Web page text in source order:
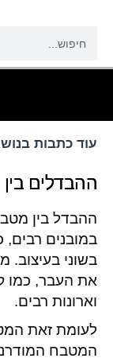
עוד כתבות
ההבדלים
ההבדל בין
במובנים רבים,
בשוני בעיצוב.
את העבר, כמו
וארונות רבים.
לעומת זאת
המטבח